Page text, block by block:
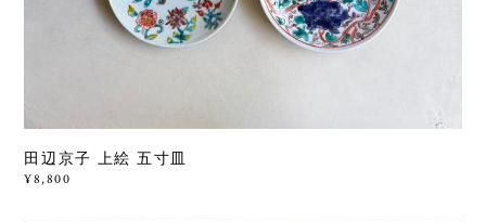
田辺京子 上絵 五寸皿
¥8,800